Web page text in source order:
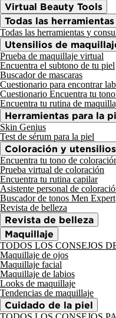
Virtual Beauty Tools
Todas las herramientas
Todas las herramientas y
Utensilios de
Prueba de maquillaje virtual
Encuentra el subtono de tu piel
Buscador de mascaras
Cuestionario para encontrar
Cuestionario Encuentra tu
Encuentra tu rutina de
Herramientas para la
Skin Genius
Test de sérum para la piel
Coloración y
Encuentra tu tono de
Prueba virtual de coloración
Encuentra tu rutina capilar
Asistente personal de
Buscador de tonos Men Expert
Revista de belleza
Revista de belleza
Maquillaje
TODOS LOS CONSEJOS
Maquillaje de ojos
Maquillaje facial
Maquillaje de labios
Looks de maquillaje
Tendencias de maquillaje
Cuidado de la piel